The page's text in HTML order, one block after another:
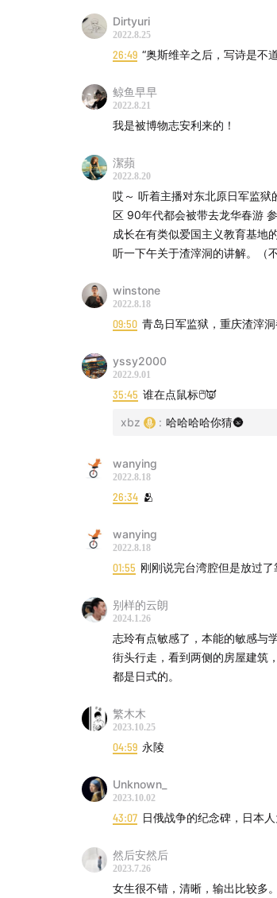
《怪物尚志》一期涉及到负面遗产
======= 联系我们 =======
untitledpodcast.fireside.fm
weimingmingboke@outlook.com
Dirtyuri
2022.8.25
26:49 “奥斯维辛之后，写诗是不
鲸鱼早早
2022.8.21
我是被博物志安利来的！
潔蘋
2022.8.20
哎～ 听着主播对东北原日军监狱
区 90年代都会被带去龙华春游
成长在有类似爱国主义教育基地
听一下午关于渣滓洞的讲解。（
winstone
2022.8.18
09:50 青岛日军监狱，重庆渣滓
yssy2000
2022.9.01
35:45 谁在点鼠标🖱️👿
xbz : 哈哈哈哈你猜🌚
wanying
2022.8.18
26:34 🫂
wanying
2022.8.18
01:55 刚刚说完台湾腔但是放过
别样的云朗
2024.1.26
志玲有点敏感了，本能的敏感与
街头行走，看到两侧的房屋建筑
都是日式的。
繁木木
2023.10.25
04:59 永陵
Unknown_
2023.10.02
43:07 日俄战争的纪念碑，日本
然后安然后
2023.7.26
女生很不错，清晰，输出比较多。